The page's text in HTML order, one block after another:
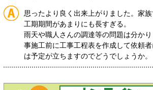
思ったより良く出来上がりました。家
工期期間があまりにも長すぎる。
雨天や職人さんの調達等の問題は分か
事施工前に工事工程表を作成して依頼
は予定が立ちますのでどうでしょうか。